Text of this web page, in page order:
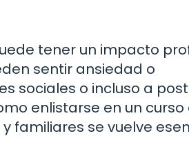
tener un impacto
sentir ansiedad o
sociales o incluso a
enlistarse en un curso
familiares se vuelve